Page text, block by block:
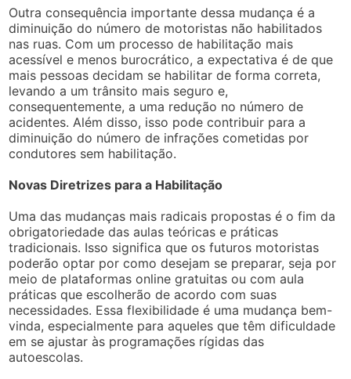
Outra consequência importante dessa mudança é a
diminuição do número de motoristas não habilitados
nas ruas. Com um processo de habilitação mais
acessível e menos burocrático, a expectativa é de que
mais pessoas decidam se habilitar de forma correta,
levando a um trânsito mais seguro e,
consequentemente, a uma redução no número de
acidentes. Além disso, isso pode contribuir para a
diminuição do número de infrações cometidas por
condutores sem habilitação.
Novas Diretrizes para a Habilitação
Uma das mudanças mais radicais propostas é o fim da
obrigatoriedade das aulas teóricas e práticas
tradicionais. Isso significa que os futuros motoristas
poderão optar por como desejam se preparar, seja por
meio de plataformas online gratuitas ou com aula
práticas que escolherão de acordo com suas
necessidades. Essa flexibilidade é uma mudança bem-
vinda, especialmente para aqueles que têm dificuldade
em se ajustar às programações rígidas das
autoescolas.